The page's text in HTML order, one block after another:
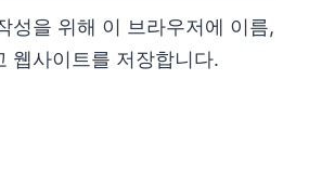
성을 위해 이 브라우저에 이름,
웹사이트를 저장합니다.